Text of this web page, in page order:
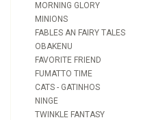
MORNING GLORY
MINIONS
FABLES AN FAIRY TALES
OBAKENU
FAVORITE FRIEND
FUMATTO TIME
CATS - GATINHOS
NINGE
TWINKLE FANTASY